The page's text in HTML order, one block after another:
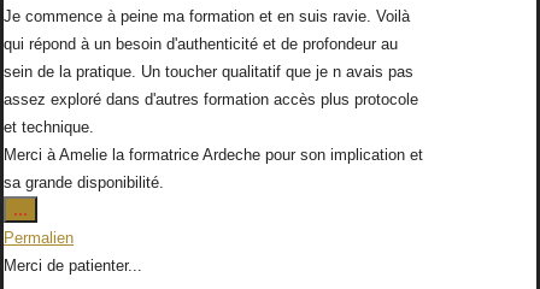
Je commence à peine ma formation et en suis ravie. Voilà
qui répond à un besoin d'authenticité et de profondeur au
sein de la pratique. Un toucher qualitatif que je n avais pas
assez exploré dans d'autres formation accès plus protocole
et technique.
Merci à Amelie la formatrice Ardeche pour son implication et
sa grande disponibilité.
...
cette
boîte
méta.
Permalien
Merci de patienter...